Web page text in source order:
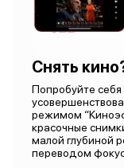
Снять
Попробуйте
режимом
красочные
малой глубиной
переводом